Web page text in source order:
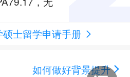
士留学申请手册
如何做好背景提升